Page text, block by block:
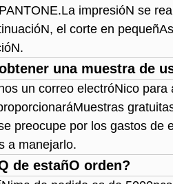
impresióN se
el corte en
una muestra de
un correo electróNico para
preocupe por los gastos de
a manejarlo.
de estañO orden?